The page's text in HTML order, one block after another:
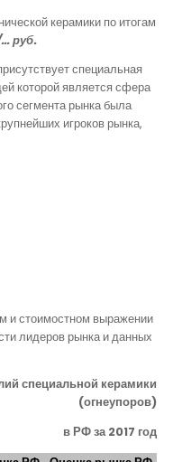
керамики по итогам
руб.
специальная
которой является сфера
сегмента рынка была
игроков рынка,
и стоимостном выражении
лидеров рынка и данных
специальной керамики
(огнеупоров)
в РФ за 2017 год